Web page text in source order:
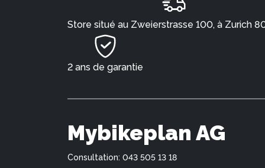
Store situé au Zweierstrasse 100, à Zurich
2 ans de garantie
Mybikeplan AG
Consultation: 043 505 13 18